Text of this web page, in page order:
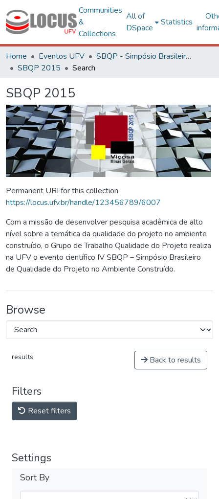
Communities
&
Collections
All of
DSpace
Statistics
Home Eventos UFV
SBQP - Simpósio Brasileiro de Qualidade do Projeto no Ambiente Construído
SBQP 2015
Search
SBQP 2015
Permanent URI for this collection
https://locus.ufv.br/handle/123456789/6007
Com a missão de desenvolver pesquisa acadêmica de alto
nível sobre a temática da qualidade do projeto no ambiente
construído, o Grupo de Trabalho Qualidade do Projeto realiza
na UFV o evento científico IV SBQP – Simpósio Brasileiro
de Qualidade do Projeto no Ambiente Construído.
Browse
results Back to results
Filters
Reset filters
Settings
Sort By